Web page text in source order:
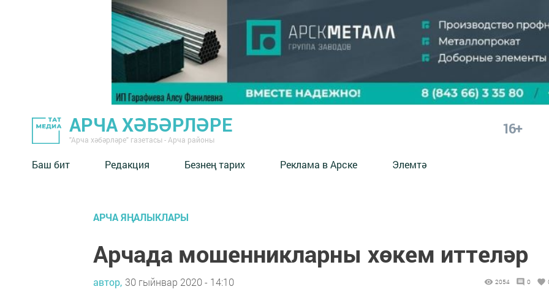
АРЧА ХӘБӘРЛӘРЕ
"Арча хәбәрләре" газетасы - Арча районы
16+
Баш бит Редакция Безнең тарих Реклама в Арске Элемтә
АРЧА ЯҢАЛЫКЛАРЫ
Арчада мошенникларны хөкем иттеләр
автор, 30 гыйнвар 2020 - 14:10 2054 0